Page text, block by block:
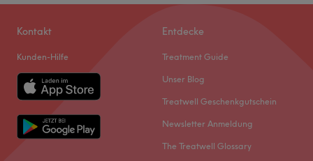
Kontakt
Kunden-Hilfe
Entdecke
Treatment Guide
Unser Blog
Treatwell Geschenkgutschein
Newsletter Anmeldung
The Treatwell Glossary